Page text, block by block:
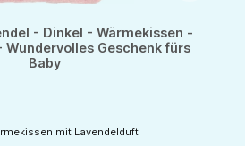
- Dinkel - Wärmekissen -
Wundervolles Geschenk fürs
Baby
mit Lavendelduft